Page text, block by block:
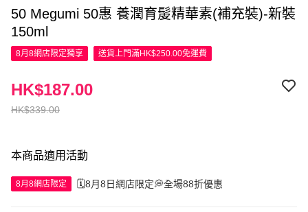
50 Megumi 50惠 養潤育髲精華素(補充裝)-新裝
150ml
8月8網店限定獨享 送貨上門滿HK$250.00免運費
HK$339.00
HK$187.00
本商品適用活動
8月8網店限定 🗓️8月8日網店限定💭全場88折優惠